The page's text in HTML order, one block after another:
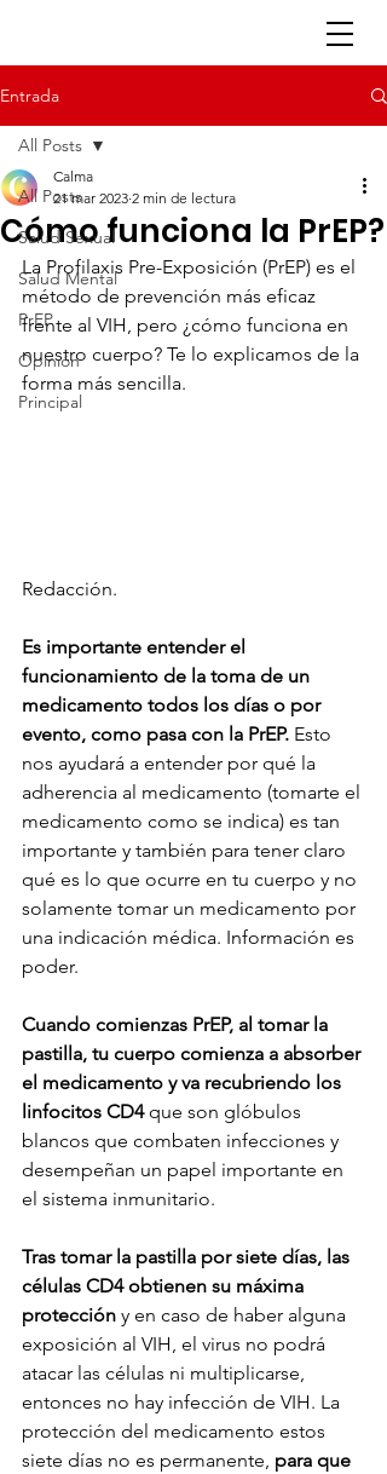
Entrada
All Posts
Salud Sexual
Salud Mental
PrEP
Opinión
Principal
All Posts
Cómo funciona la PrEP?
Calma
21 mar 2023 2 min de lectura
La Profilaxis Pre-Exposición (PrEP) es el
método de prevención más eficaz
frente al VIH, pero ¿cómo funciona en
nuestro cuerpo? Te lo explicamos de la
forma más sencilla.
Redacción.
Es importante entender el
funcionamiento de la toma de un
medicamento todos los días o por
evento, como pasa con la PrEP. Esto
nos ayudará a entender por qué la
adherencia al medicamento (tomarte el
medicamento como se indica) es tan
importante y también para tener claro
qué es lo que ocurre en tu cuerpo y no
solamente tomar un medicamento por
una indicación médica. Información es
poder.
Cuando comienzas PrEP, al tomar la
pastilla, tu cuerpo comienza a absorber
el medicamento y va recubriendo los
linfocitos CD4 que son glóbulos
blancos que combaten infecciones y
desempeñan un papel importante en
el sistema inmunitario.
Tras tomar la pastilla por siete días, las
células CD4 obtienen su máxima
protección y en caso de haber alguna
exposición al VIH, el virus no podrá
atacar las células ni multiplicarse,
entonces no hay infección de VIH. La
protección del medicamento estos
siete días no es permanente, para que